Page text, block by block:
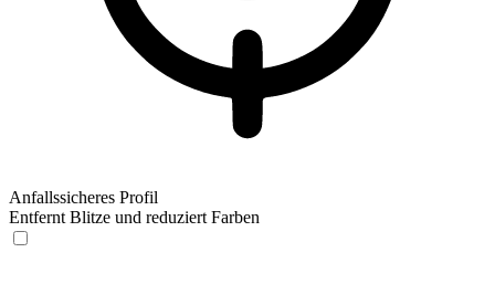
Anfallssicheres Profil
Entfernt Blitze und reduziert Farben